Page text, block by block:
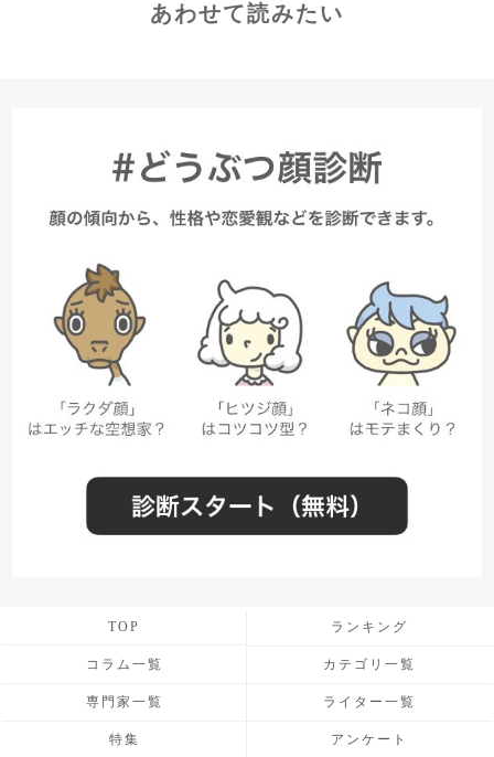
あわせて読みたい
TOP ランキング
コラム一覧 カテゴリ一覧
専門家一覧 ライター一覧
特集 アンケート